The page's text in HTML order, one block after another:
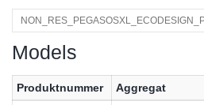
Models
Produktnummer
Aggregat